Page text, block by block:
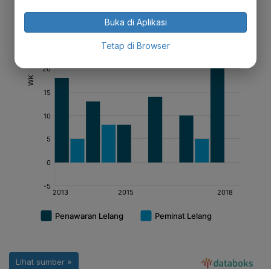
Buka di Aplikasi
Tetap di Browser